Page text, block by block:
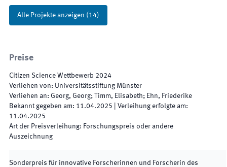
Alle Projekte anzeigen (14)
Preise
Citizen Science Wettbewerb 2024
Verliehen von: Universitätsstiftung Münster
Verliehen an: Georg, Georg; Timm, Elisabeth; Ehn, Friederike
Bekannt gegeben am: 11.04.2025 Verleihung erfolgte am:
11.04.2025
Art der Preisverleihung: Forschungspreis oder andere
Auszeichnung
Sonderpreis für innovative Forscherinnen und Forscherin des